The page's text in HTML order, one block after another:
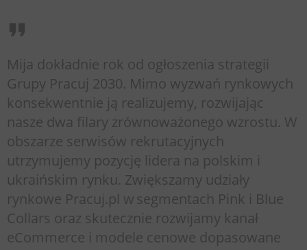
Mija dokładnie rok od ogłoszenia strategii
Grupy Pracuj 2030. Mimo wyzwań rynkowych
konsekwentnie ją realizujemy, rozwijając
nasze dwa filary zrównoważonego wzrostu. W
obszarze serwisów rekrutacyjnych
utrzymujemy pozycję lidera na polskim i
ukraińskim rynku. Zwiększamy udziały
rynkowe Pracuj.pl w segmentach Pink i Blue
Collars oraz skutecznie rozwijamy kanał
eCommerce i modele cenowe dopasowane